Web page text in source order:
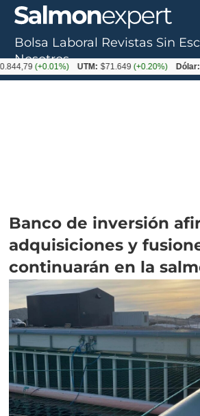
Banco de inversión
adquisiciones y
continuarán en la
Bolsa Laboral Revistas Sin
Nosotros
(+0.01%) UTM: $71.649(+0.20%) Dólar: